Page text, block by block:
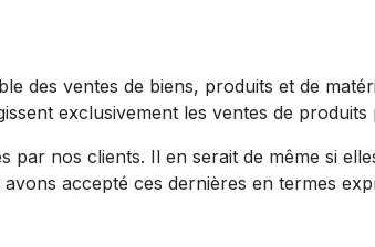
des ventes de biens, produits et de
exclusivement les ventes de
par nos clients. Il en serait de même si
accepté ces dernières en termes